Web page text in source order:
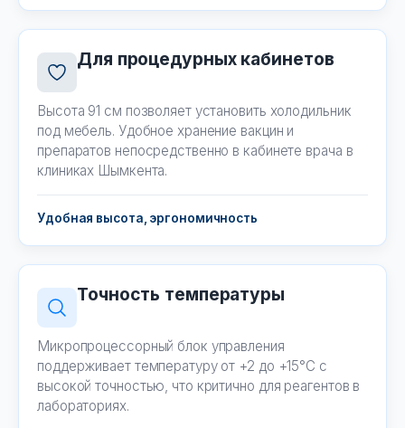
Для процедурных кабинетов
Высота 91 см позволяет установить холодильник
под мебель. Удобное хранение вакцин и
препаратов непосредственно в кабинете врача в
клиниках Шымкента.
Удобная высота, эргономичность
Точность температуры
Микропроцессорный блок управления
поддерживает температуру от +2 до +15°C с
высокой точностью, что критично для реагентов в
лабораториях.